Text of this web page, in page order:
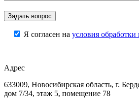
Я согласен на условия
Адрес
633009, Новосибирская область, г.
дом 7/34, этаж 5, помещение 78